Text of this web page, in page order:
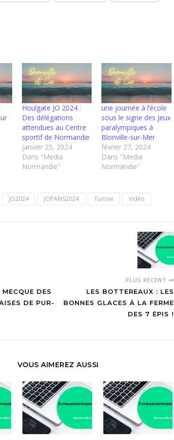
Houlgate JO 2024 :
Des délégations
attendues au Centre
sportif de Normandie
janvier 25, 2024
Dans "Media
Normandie"
une journée à l’école
sous le signe des Jeux
paralympiques à
Blonville-sur-Mer
février 27, 2024
Dans "Media
Normandie"
JO2024 JOPARIS2024 Tunisie Vidéo
DES
DE PUR-
PLUS RÉCENT
LES BOTTEREAUX : LES
BONNES GLACES À LA FERME
DES 7 ÉPIS !
VOUS AIMEREZ AUSSI